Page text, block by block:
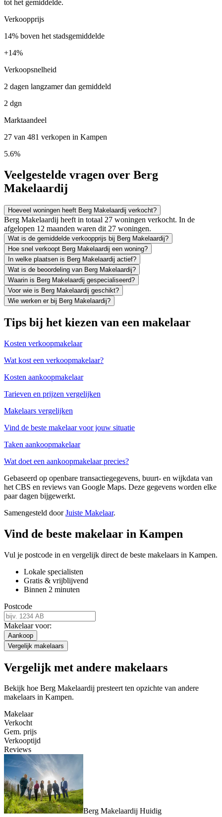
tot het gemiddelde.
Verkoopprijs
14% boven het stadsgemiddelde
+14%
Verkoopsnelheid
2 dagen langzamer dan gemiddeld
2 dgn
Marktaandeel
27 van 481 verkopen in Kampen
5.6%
Veelgestelde vragen over Berg
Makelaardij
Hoeveel woningen heeft Berg Makelaardij verkocht?
Berg Makelaardij heeft in totaal 27 woningen verkocht. In de
afgelopen 12 maanden waren dit 27 woningen.
Wat is de gemiddelde verkoopprijs bij Berg Makelaardij?
Hoe snel verkoopt Berg Makelaardij een woning?
In welke plaatsen is Berg Makelaardij actief?
Wat is de beoordeling van Berg Makelaardij?
Waarin is Berg Makelaardij gespecialiseerd?
Voor wie is Berg Makelaardij geschikt?
Wie werken er bij Berg Makelaardij?
Tips bij het kiezen van een makelaar
Kosten verkoopmakelaar
Wat kost een verkoopmakelaar?
Kosten aankoopmakelaar
Tarieven en prijzen vergelijken
Makelaars vergelijken
Vind de beste makelaar voor jouw situatie
Taken aankoopmakelaar
Wat doet een aankoopmakelaar precies?
Gebaseerd op openbare transactiegegevens, buurt- en wijkdata van
het CBS en reviews van Google Maps. Deze gegevens worden elke
paar dagen bijgewerkt.
Samengesteld doorJuiste Makelaar.
Vind de beste makelaar in Kampen
Vul je postcode in en vergelijk direct de beste makelaars in Kampen.
Lokale specialisten
Gratis & vrijblijvend
Binnen 2 minuten
Postcode
Makelaar voor:
Aankoop
Vergelijk makelaars
Vergelijk met andere makelaars
Bekijk hoe Berg Makelaardij presteert ten opzichte van andere
makelaars in Kampen.
Makelaar
Verkocht
Gem. prijs
Verkooptijd
Reviews
Berg Makelaardij Huidig